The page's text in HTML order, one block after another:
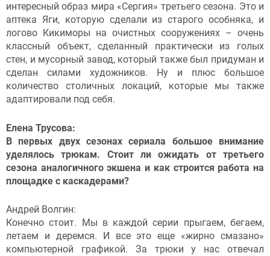
интересный образ мира «Сергия» третьего сезона. Это и
аптека Яги, которую сделали из старого особняка, и
логово Кикиморы на очистных сооружениях – очень
классный объект, сделанный практически из голых
стен, и мусорный завод, который также был придуман и
сделан силами художников. Ну и плюс большое
количество столичных локаций, которые мы также
адаптировали под себя.
Елена Трусова:
В первых двух сезонах сериала большое внимание
уделялось трюкам. Стоит ли ожидать от третьего
сезона аналогичного экшена и как строится работа на
площадке с каскадерами?
Андрей Волгин:
Конечно стоит. Мы в каждой серии прыгаем, бегаем,
летаем и деремся. И все это еще «жирно смазано»
компьютерной графикой. За трюки у нас отвечал